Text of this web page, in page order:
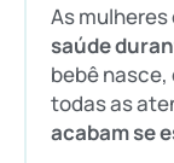
As mulheres
saúde
bebê nasce,
todas as
acabam se